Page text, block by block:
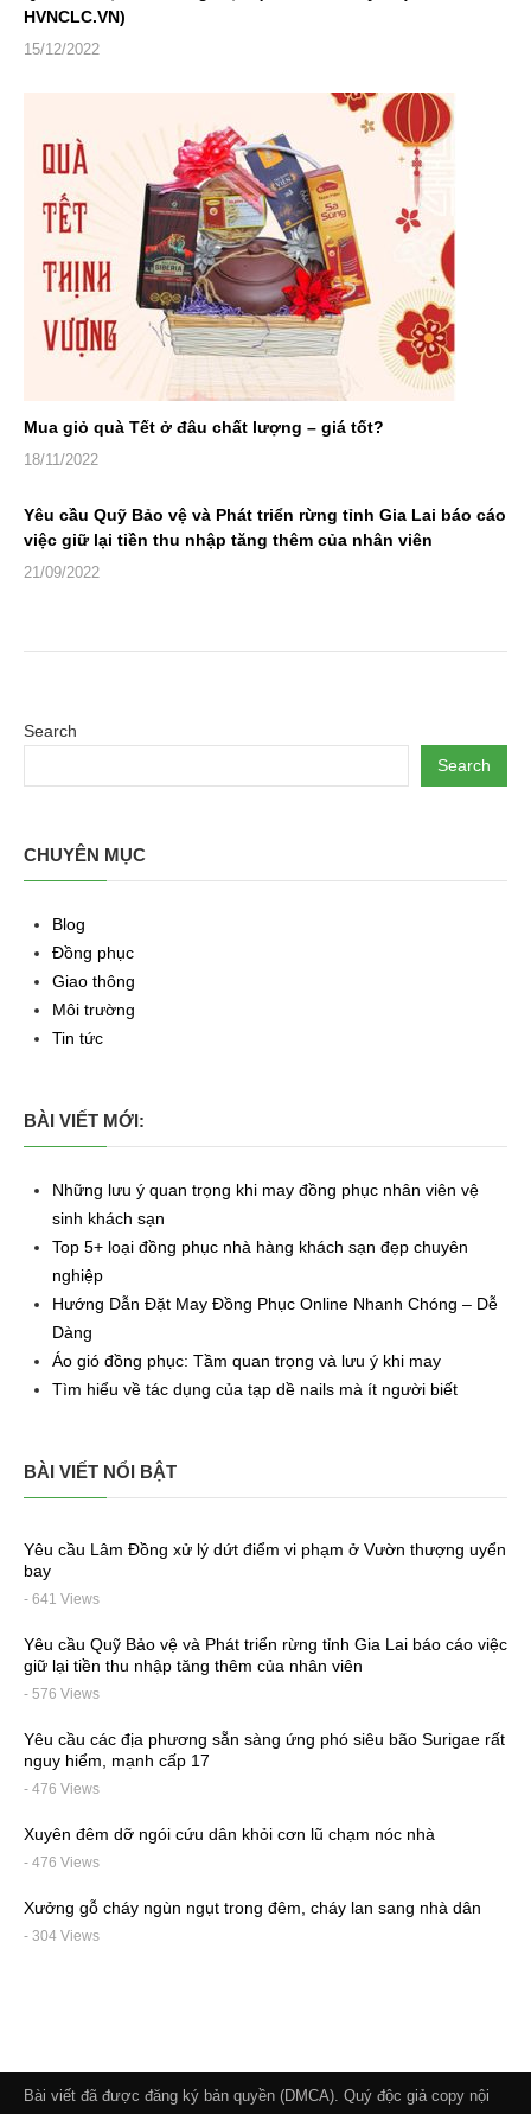
HVNCLC.VN)
15/12/2022
Mua giỏ quà Tết ở đâu chất lượng – giá tốt?
18/11/2022
Yêu cầu Quỹ Bảo vệ và Phát triển rừng tỉnh Gia Lai báo cáo
việc giữ lại tiền thu nhập tăng thêm của nhân viên
21/09/2022
Search
Search
CHUYÊN MỤC
Blog
Đồng phục
Giao thông
Môi trường
Tin tức
BÀI VIẾT MỚI:
Những lưu ý quan trọng khi may đồng phục nhân viên vệ
sinh khách sạn
Top 5+ loại đồng phục nhà hàng khách sạn đẹp chuyên
nghiệp
Hướng Dẫn Đặt May Đồng Phục Online Nhanh Chóng – Dễ
Dàng
Áo gió đồng phục: Tầm quan trọng và lưu ý khi may
Tìm hiểu về tác dụng của tạp dề nails mà ít người biết
BÀI VIẾT NỔI BẬT
Yêu cầu Lâm Đồng xử lý dứt điểm vi phạm ở Vườn thượng uyển
bay
- 641 Views
Yêu cầu Quỹ Bảo vệ và Phát triển rừng tỉnh Gia Lai báo cáo việc
giữ lại tiền thu nhập tăng thêm của nhân viên
- 576 Views
Yêu cầu các địa phương sẵn sàng ứng phó siêu bão Surigae rất
nguy hiểm, mạnh cấp 17
- 476 Views
Xuyên đêm dỡ ngói cứu dân khỏi cơn lũ chạm nóc nhà
- 476 Views
Xưởng gỗ cháy ngùn ngụt trong đêm, cháy lan sang nhà dân
- 304 Views
Bài viết đã được đăng ký bản quyền (DMCA). Quý độc giả copy nội